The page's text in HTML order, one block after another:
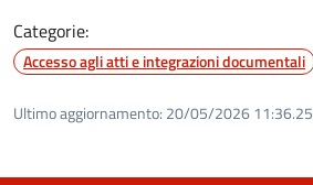
Categorie:
Accesso agli atti e integrazioni documentali
Ultimo aggiornamento: 20/05/2026 11:36.25